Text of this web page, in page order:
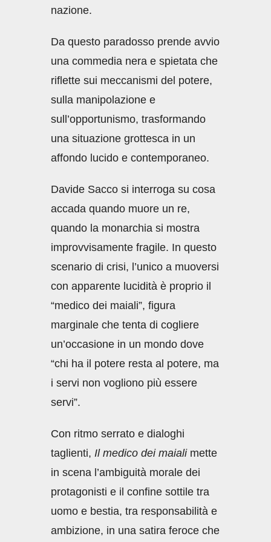
nazione.
Da questo paradosso prende avvio
una commedia nera e spietata che
riflette sui meccanismi del potere,
sulla manipolazione e
sull’opportunismo, trasformando
una situazione grottesca in un
affondo lucido e contemporaneo.
Davide Sacco si interroga su cosa
accada quando muore un re,
quando la monarchia si mostra
improvvisamente fragile. In questo
scenario di crisi, l’unico a muoversi
con apparente lucidità è proprio il
“medico dei maiali”, figura
marginale che tenta di cogliere
un’occasione in un mondo dove
“chi ha il potere resta al potere, ma
i servi non vogliono più essere
servi”.
Con ritmo serrato e dialoghi
taglienti, Il medico dei maialimette
in scena l’ambiguità morale dei
protagonisti e il confine sottile tra
uomo e bestia, tra responsabilità e
ambizione, in una satira feroce che